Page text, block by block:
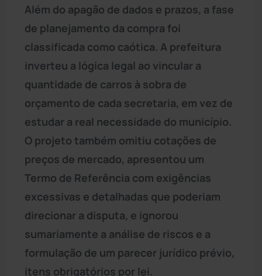
Além do apagão de dados e prazos, a fase
de planejamento da compra foi
classificada como caótica. A prefeitura
inverteu a lógica legal ao vincular a
quantidade de carros à sobra de
orçamento de cada secretaria, em vez de
estudar a real necessidade do município.
O projeto também omitiu cotações de
preços de mercado, apresentou um
Termo de Referência com exigências
excessivas e detalhadas que poderiam
direcionar a disputa, e ignorou
sumariamente a análise de riscos e a
formulação de um parecer jurídico prévio,
itens obrigatórios por lei.